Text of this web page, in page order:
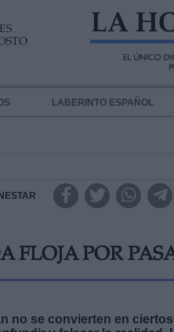
LABERINTO ESPAÑOL
FLOJA POR
no se convierten en